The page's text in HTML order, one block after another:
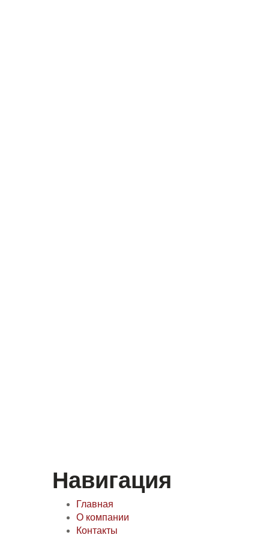
Навигация
Главная
О компании
Контакты